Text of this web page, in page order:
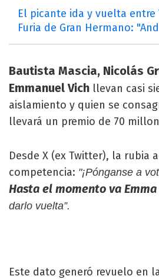
El picante ida y vuelta entre
Furia de Gran Hermano:
Bautista Mascia, Nicolás
Emmanuel Vich llevan casi
aislamiento y quien se
llevará un premio de 70
Desde X (ex Twitter), la rubia
competencia: "¡Pónganse a
Hasta el momento va
darlo vuelta”.
Este dato generó revuelo en